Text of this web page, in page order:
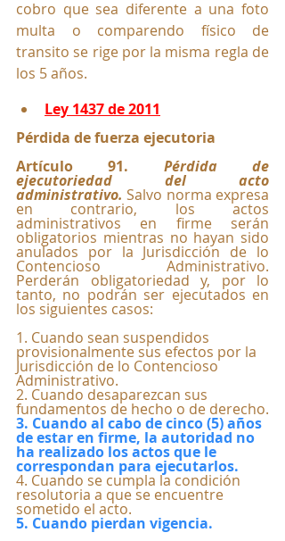
cobro que sea diferente a una foto
multa o comparendo físico de
transito se rige por la misma regla de
los 5 años.
Ley 1437 de 2011
Pérdida de fuerza ejecutoria
Artículo 91. Pérdida de
ejecutoriedad del acto
administrativo. Salvo norma expresa
en contrario, los actos
administrativos en firme serán
obligatorios mientras no hayan sido
anulados por la Jurisdicción de lo
Contencioso Administrativo.
Perderán obligatoriedad y, por lo
tanto, no podrán ser ejecutados en
los siguientes casos:
1. Cuando sean suspendidos
provisionalmente sus efectos por la
Jurisdicción de lo Contencioso
Administrativo.
2. Cuando desaparezcan sus
fundamentos de hecho o de derecho.
3. Cuando al cabo de cinco (5) años
de estar en firme, la autoridad no
ha realizado los actos que le
correspondan para ejecutarlos.
4. Cuando se cumpla la condición
resolutoria a que se encuentre
sometido el acto.
5. Cuando pierdan vigencia.